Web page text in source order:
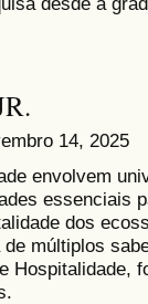
14, 2025
envolvem
essenciais
dos
múltiplos
Hospitalidade,